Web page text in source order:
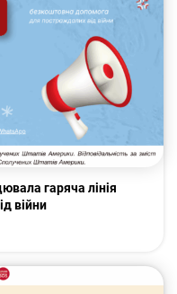
гаряча лінія
війни